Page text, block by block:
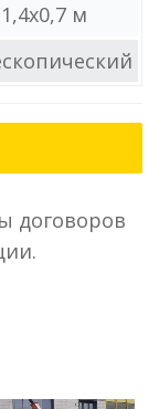
1,4x0,7 м
договоров